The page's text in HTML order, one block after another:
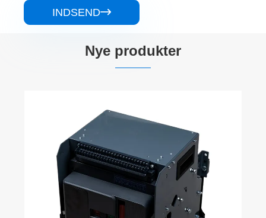
INDSEND
Nye produkter
Power Transformer 200kva med 15kv til
0,4kv
Se mere >>